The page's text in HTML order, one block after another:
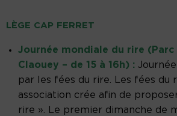
LÈGE CAP FERRET
Journée mondiale du rire (Parc
Claouey – de 15 à 16h) :
par les fées du rire. Les fées du
association crée afin de
rire ». Le premier dimanche de